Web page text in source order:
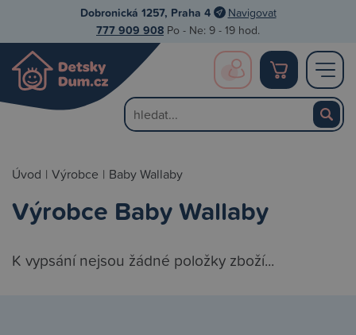
Dobronická 1257, Praha 4 Navigovat
777 909 908 Po - Ne: 9 - 19 hod.
Úvod | Výrobce | Baby Wallaby
Výrobce Baby Wallaby
K vypsání nejsou žádné položky zboží...